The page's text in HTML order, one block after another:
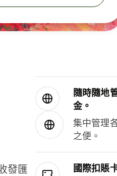
發匯
隨時隨地
金。
集中管理
之便。
國際扣賬